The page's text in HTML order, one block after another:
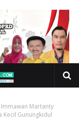
Martanty
Kecil Gunungkidul